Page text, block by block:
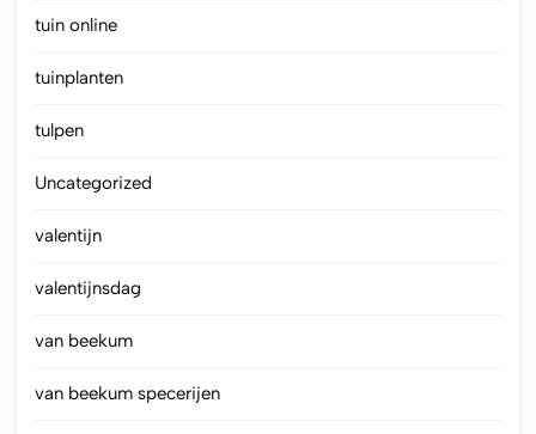
tuin online
tuinplanten
tulpen
Uncategorized
valentijn
valentijnsdag
van beekum
van beekum specerijen